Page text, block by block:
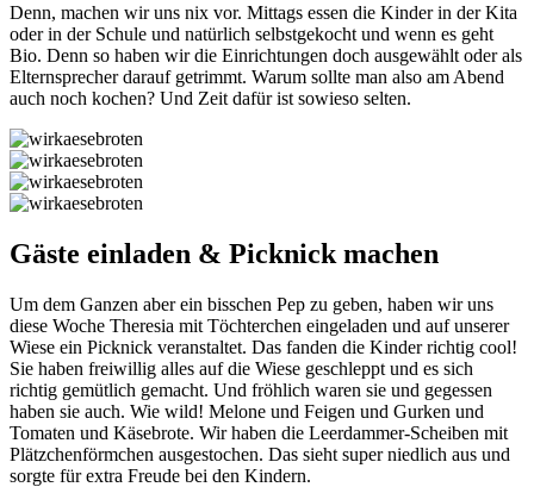
Denn, machen wir uns nix vor. Mittags essen die Kinder in der Kita
oder in der Schule und natürlich selbstgekocht und wenn es geht
Bio. Denn so haben wir die Einrichtungen doch ausgewählt oder als
Elternsprecher darauf getrimmt. Warum sollte man also am Abend
auch noch kochen? Und Zeit dafür ist sowieso selten.
Gäste einladen & Picknick machen
Um dem Ganzen aber ein bisschen Pep zu geben, haben wir uns
diese Woche Theresia mit Töchterchen eingeladen und auf unserer
Wiese ein Picknick veranstaltet. Das fanden die Kinder richtig cool!
Sie haben freiwillig alles auf die Wiese geschleppt und es sich
richtig gemütlich gemacht. Und fröhlich waren sie und gegessen
haben sie auch. Wie wild! Melone und Feigen und Gurken und
Tomaten und Käsebrote. Wir haben die Leerdammer-Scheiben mit
Plätzchenförmchen ausgestochen. Das sieht super niedlich aus und
sorgte für extra Freude bei den Kindern.